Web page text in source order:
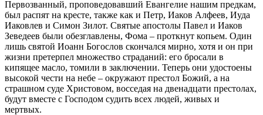
Первозванный, проповедовавший Евангелие нашим предкам,
был распят на кресте, также как и Петр, Иаков Алфеев, Иуда
Иаковлев и Симон Зилот. Святые апостолы Павел и Иаков
Зеведеев были обезглавлены, Фома – проткнут копьем. Один
лишь святой Иоанн Богослов скончался мирно, хотя и он при
жизни претерпел множество страданий: его бросали в
кипящее масло, томили в заключении. Теперь они удостоены
высокой чести на небе – окружают престол Божий, а на
страшном суде Христовом, восседая на двенадцати престолах,
будут вместе с Господом судить всех людей, живых и
мертвых.